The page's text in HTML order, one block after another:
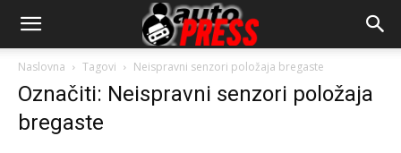
AutopressHR
Naslovna Tagovi Neispravni senzori položaja bregaste
Označiti: Neispravni senzori položaja
bregaste